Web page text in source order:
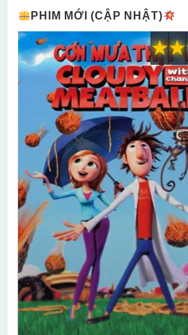
PHIM MỚI (CẬP NHẬT)
★
★